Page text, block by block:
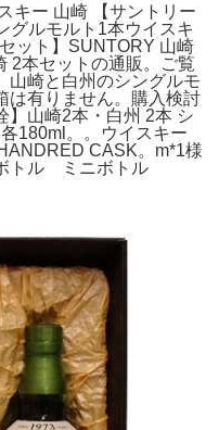
キー 山崎 【サントリー
グルモルト1本ウイスキ
ット】SUNTORY 山崎
2本セットの通販。ご覧
山崎と白州のシングルモ
は有りません。購入検討
】山崎2本・白州 2本 シ
180ml。。ウイスキー
CASK。m*1様
トル ミニボトル